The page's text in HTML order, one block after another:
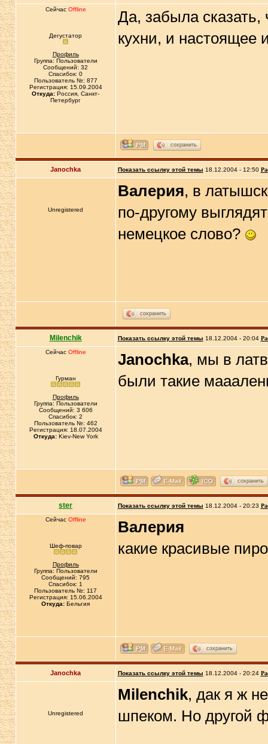
Сейчас Offline
Дегустатор
Профиль
Группа: Пользователи
Сообщений: 32
Спасибок: 0
Пользователь №: 877
Регистрация: 15.09.2004
Откуда: Россия, Санкт-
Петербург
Да, забыла сказать,
кухни, и настоящее
сохранить
Janochka Показать ссылку этой темы 18.12.2004 - 12:50
Unregistered
Валерия, в
по-другому
немецкое слово?
сохранить
Milenchik Показать ссылку этой темы 18.12.2004 - 20:04
Сейчас Offline
Гурман
Профиль
Группа: Пользователи
Сообщений: 3 606
Спасибок: 2
Пользователь №: 462
Регистрация: 18.07.2004
Откуда:Kiev-New York
Janochka, мы в
были такие
сохранить
ster Показать ссылку этой темы 18.12.2004 - 20:23
Сейчас Offline
Шеф-повар
Профиль
Группа: Пользователи
Сообщений: 795
Спасибок: 1
Пользователь №: 117
Регистрация: 15.06.2004
Откуда: Бельгия
Валерия
какие красивые
сохранить
Janochka Показать ссылку этой темы 18.12.2004 - 20:24
Unregistered
Milenchik, дак я ж
шпеком. Но другой